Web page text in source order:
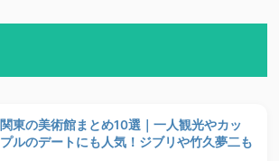
関東の美術館まとめ10選｜一人観光やカッ
プルのデートにも人気！ジブリや竹久夢二も